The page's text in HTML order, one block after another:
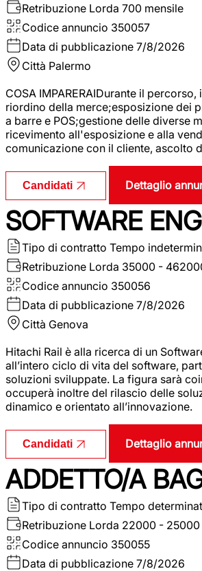
Retribuzione Lorda 700 mensile
Codice annuncio 350057
Data di pubblicazione 7/8/2026
Città Palermo
COSA IMPARERAIDurante il
riordino della merce;esposizione dei
a barre e POS;gestione delle diverse
ricevimento all'esposizione e alla
comunicazione con il cliente, ascolto
Candidati Dettaglio
SOFTWARE
Tipo di contratto Tempo
Retribuzione Lorda 35000 -
Codice annuncio 350056
Data di pubblicazione 7/8/2026
Città Genova
Hitachi Rail è alla ricerca di un
all’intero ciclo di vita del software,
soluzioni sviluppate. La figura sarà
occuperà inoltre del rilascio delle
dinamico e orientato all’innovazione.
Candidati Dettaglio
ADDETTO/A
Tipo di contratto Tempo
Retribuzione Lorda 22000 - 25000
Codice annuncio 350055
Data di pubblicazione 7/8/2026